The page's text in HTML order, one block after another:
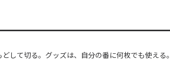
して切る。グッズは、自分の番に何枚でも使える。